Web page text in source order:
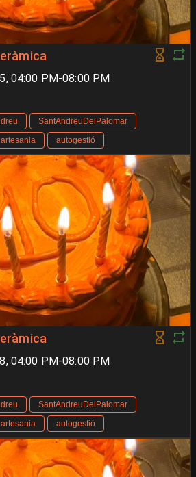
04:00 PM-08:00 PM
SantAndreuDelPalomar
artesania autogestió
04:00 PM-08:00 PM
SantAndreuDelPalomar
artesania autogestió